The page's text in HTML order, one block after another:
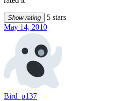
Show rating
5 stars
May 14, 2010
Bird_p137